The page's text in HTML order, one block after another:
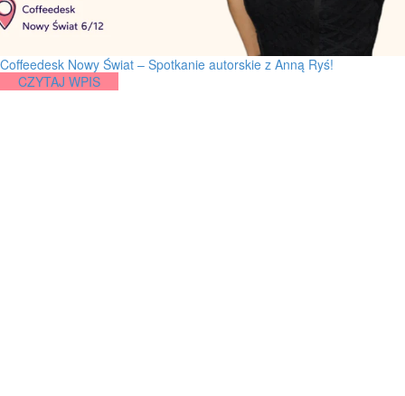
Coffeedesk Nowy Świat – Spotkanie autorskie z Anną Ryś!
CZYTAJ WPIS